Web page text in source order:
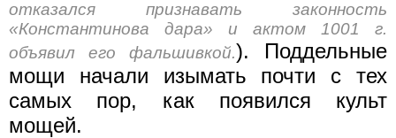
отказался признавать законность
«Константинова дара» и актом 1001 г.
объявил его фальшивкой.). Поддельные
мощи начали изымать почти с тех
самых пор, как появился культ
мощей.